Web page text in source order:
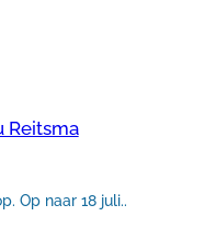
Reitsma
Op naar 18 juli..